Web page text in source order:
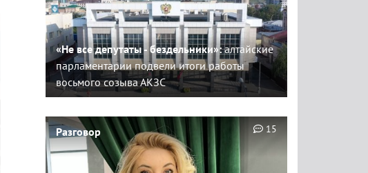
«Не все депутаты - бездельники»:алтайские
парламентарии подвели итоги работы
восьмого созыва АКЗС
Разговор 15